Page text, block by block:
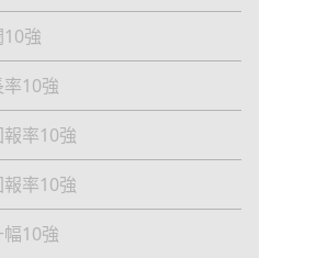
強
10強
率10強
率10強
10強